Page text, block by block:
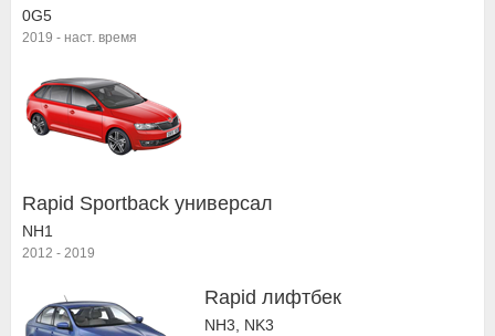
0G5
2019 - наст. время
Rapid Sportback универсал
NH1
2012 - 2019
Rapid лифтбек
NH3, NK3